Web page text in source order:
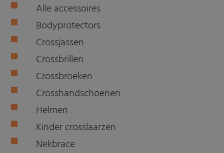
Alle accessoires
Bodyprotectors
Crossjassen
Crossbrillen
Crossbroeken
Crosshandschoenen
Helmen
Kinder crosslaarzen
Nekbrace